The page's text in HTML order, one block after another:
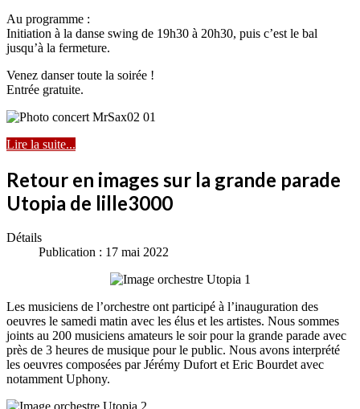
Au programme :
Initiation à la danse swing de 19h30 à 20h30, puis c’est le bal
jusqu’à la fermeture.
Venez danser toute la soirée !
Entrée gratuite.
Lire la suite...
Retour en images sur la grande parade
Utopia de lille3000
Détails
Publication : 17 mai 2022
Les musiciens de l’orchestre ont participé à l’inauguration des
oeuvres le samedi matin avec les élus et les artistes. Nous sommes
joints au 200 musiciens amateurs le soir pour la grande parade avec
près de 3 heures de musique pour le public. Nous avons interprété
les oeuvres composées par Jérémy Dufort et Eric Bourdet avec
notamment Uphony.